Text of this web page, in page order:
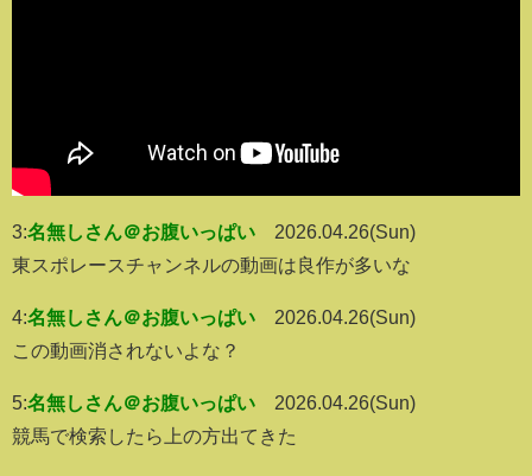
3:名無しさん＠お腹いっぱい
2026.04.26(Sun)
東スポレースチャンネルの動画は良作が多いな
4:名無しさん＠お腹いっぱい
2026.04.26(Sun)
この動画消されないよな？
5:名無しさん＠お腹いっぱい
2026.04.26(Sun)
競馬で検索したら上の方出てきた